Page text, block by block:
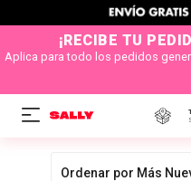
¡RECIBE TU
Aplica para todo los pedidos
Ordenar por Más